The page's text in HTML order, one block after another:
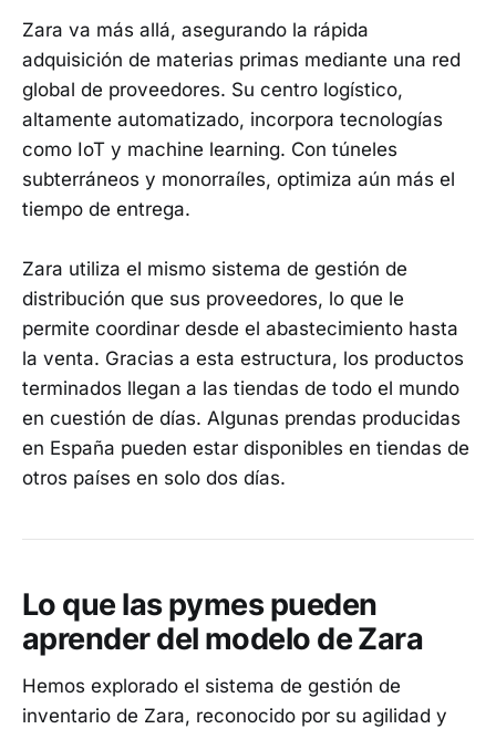
Zara va más allá, asegurando la rápida
adquisición de materias primas mediante una red
global de proveedores. Su centro logístico,
altamente automatizado, incorpora tecnologías
como IoT y machine learning. Con túneles
subterráneos y monorraíles, optimiza aún más el
tiempo de entrega.
Zara utiliza el mismo sistema de gestión de
distribución que sus proveedores, lo que le
permite coordinar desde el abastecimiento hasta
la venta. Gracias a esta estructura, los productos
terminados llegan a las tiendas de todo el mundo
en cuestión de días. Algunas prendas producidas
en España pueden estar disponibles en tiendas de
otros países en solo dos días.
Lo que las pymes pueden
aprender del modelo de Zara
Hemos explorado el sistema de gestión de
inventario de Zara, reconocido por su agilidad y